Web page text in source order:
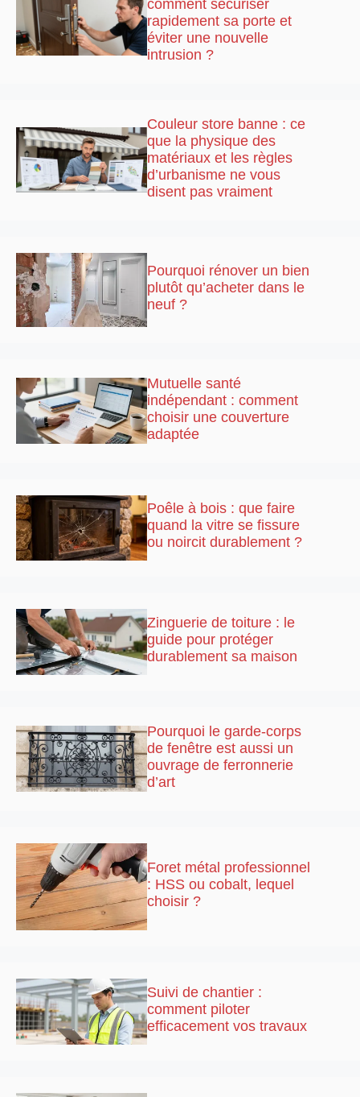
comment sécuriser
rapidement sa porte et
éviter une nouvelle
intrusion ?
Couleur store banne : ce
que la physique des
matériaux et les règles
d’urbanisme ne vous
disent pas vraiment
Pourquoi rénover un bien
plutôt qu’acheter dans le
neuf ?
Mutuelle santé
indépendant : comment
choisir une couverture
adaptée
Poêle à bois : que faire
quand la vitre se fissure
ou noircit durablement ?
Zinguerie de toiture : le
guide pour protéger
durablement sa maison
Pourquoi le garde-corps
de fenêtre est aussi un
ouvrage de ferronnerie
d’art
Foret métal professionnel
: HSS ou cobalt, lequel
choisir ?
Suivi de chantier :
comment piloter
efficacement vos travaux